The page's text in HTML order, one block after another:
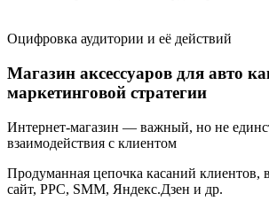
Оцифровка аудитории и её действий
Магазин аксессуаров для авто
маркетинговой стратегии
Интернет-магазин — важный, но не
взаимодействия с клиентом
Продуманная цепочка касаний клиентов,
сайт, PPC, SMM, Яндекс.Дзен и др.